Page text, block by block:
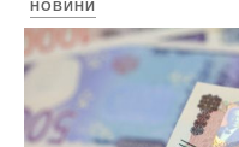
НОВИНИ